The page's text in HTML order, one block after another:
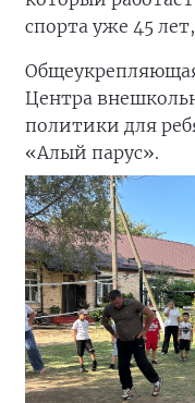
спорта уже 45 лет,
Общеукрепляющая
Центра
политики для
«Алый парус».